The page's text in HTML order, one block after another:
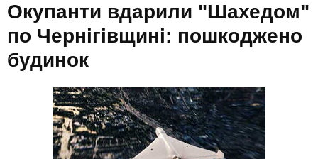
Окупанти вдарили "Шахедом"
по Чернігівщині: пошкоджено
будинок